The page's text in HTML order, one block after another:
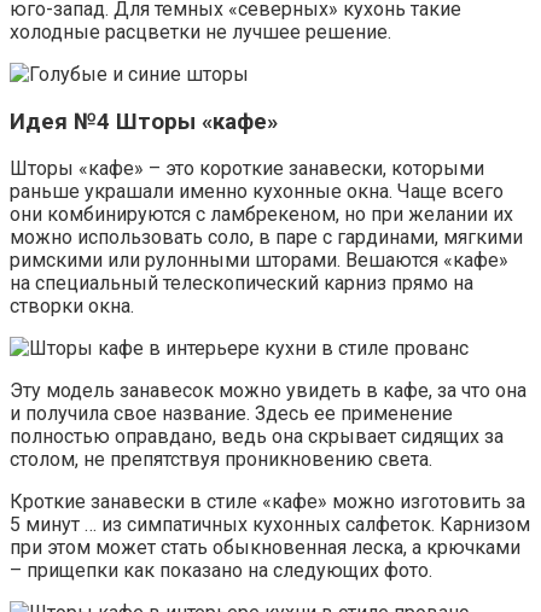
юго-запад. Для темных «северных» кухонь такие
холодные расцветки не лучшее решение.
Идея №4 Шторы «кафе»
Шторы «кафе» – это короткие занавески, которыми
раньше украшали именно кухонные окна. Чаще всего
они комбинируются с ламбрекеном, но при желании их
можно использовать соло, в паре с гардинами, мягкими
римскими или рулонными шторами. Вешаются «кафе»
на специальный телескопический карниз прямо на
створки окна.
Эту модель занавесок можно увидеть в кафе, за что она
и получила свое название. Здесь ее применение
полностью оправдано, ведь она скрывает сидящих за
столом, не препятствуя проникновению света.
Кроткие занавески в стиле «кафе» можно изготовить за
5 минут … из симпатичных кухонных салфеток. Карнизом
при этом может стать обыкновенная леска, а крючками
– прищепки как показано на следующих фото.